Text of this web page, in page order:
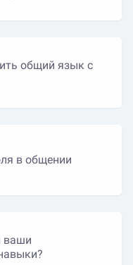
общий язык с
в общении
ваши